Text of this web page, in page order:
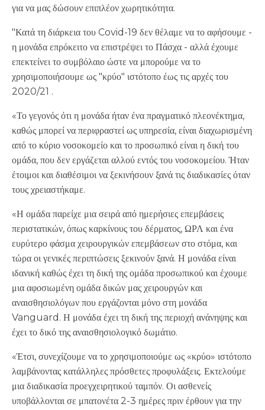
για να μας δώσουν επιπλέον χωρητικότητα.
"Κατά τη διάρκεια του Covid-19 δεν θέλαμε να το αφήσουμε -
η μονάδα επρόκειτο να επιστρέψει το Πάσχα - αλλά έχουμε
επεκτείνει το συμβόλαιο ώστε να μπορούμε να το
χρησιμοποιήσουμε ως "κρύο" ιστότοπο έως τις αρχές του
2020/21 .
«Το γεγονός ότι η μονάδα ήταν ένα πραγματικό πλεονέκτημα,
καθώς μπορεί να περιφραστεί ως υπηρεσία, είναι διαχωρισμένη
από το κύριο νοσοκομείο και το προσωπικό είναι η δική του
ομάδα, που δεν εργάζεται αλλού εντός του νοσοκομείου. Ήταν
έτοιμοι και διαθέσιμοι να ξεκινήσουν ξανά τις διαδικασίες όταν
τους χρειαστήκαμε.
«Η ομάδα παρείχε μια σειρά από ημερήσιες επεμβάσεις
περιστατικών, όπως καρκίνους του δέρματος, ΩΡΛ και ένα
ευρύτερο φάσμα χειρουργικών επεμβάσεων στο στόμα, και
τώρα οι γενικές περιπτώσεις ξεκινούν ξανά. Η μονάδα είναι
ιδανική καθώς έχει τη δική της ομάδα προσωπικού και έχουμε
μια αφοσιωμένη ομάδα δικών μας χειρουργών και
αναισθησιολόγων που εργάζονται μόνο στη μονάδα
Vanguard. Η μονάδα έχει τη δική της περιοχή ανάνηψης και
έχει το δικό της αναισθησιολογικό δωμάτιο.
«Έτσι, συνεχίζουμε να το χρησιμοποιούμε ως «κρύο» ιστότοπο
λαμβάνοντας κατάλληλες πρόσθετες προφυλάξεις. Εκτελούμε
μια διαδικασία προεγχειρητικού ταμπόν. Οι ασθενείς
υποβάλλονται σε μπατονέτα 2-3 ημέρες πριν έρθουν για την